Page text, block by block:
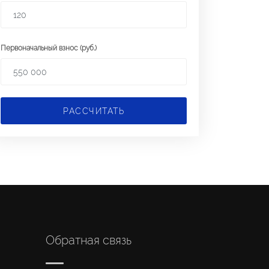
Первоначальный взнос (руб.)
РАССЧИТАТЬ
Обратная связь